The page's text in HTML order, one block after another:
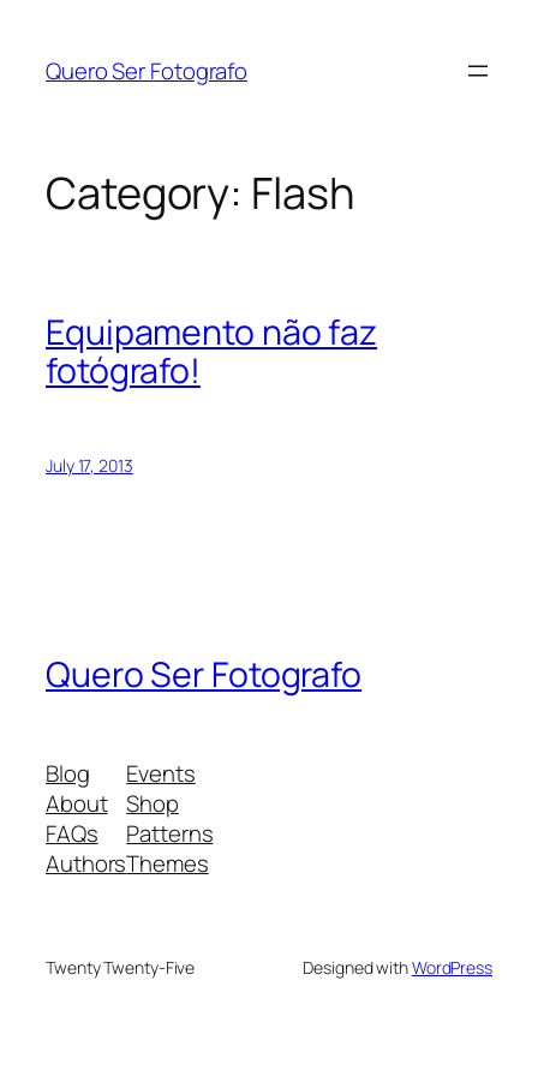
Quero Ser Fotografo
Category: Flash
Equipamento não faz
fotógrafo!
July 17, 2013
Quero Ser Fotografo
Blog
About
FAQs
Authors
Events
Shop
Patterns
Themes
Twenty Twenty-Five Designed withWordPress